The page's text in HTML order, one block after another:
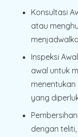
Konsultasi
atau
Inspeksi Awal
awal untuk
yang
Pembersihan
dengan